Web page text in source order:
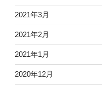
2021年3月
2021年2月
2021年1月
2020年12月